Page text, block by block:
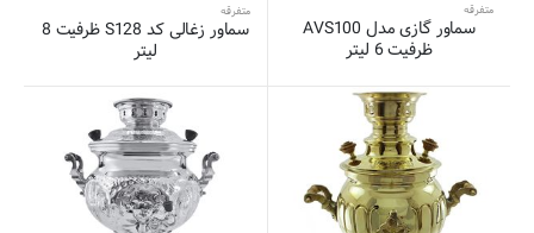
متفرقه
سماور گازی مدل AVS100
ظرفیت 6 لیتر
متفرقه
سماور زغالی کد S128 ظرفیت 8
لیتر